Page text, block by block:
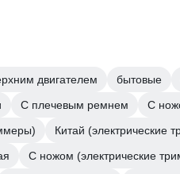
двигателем бытовые
С плечевым ремнем С
Китай (электрические
С ножом (электрические